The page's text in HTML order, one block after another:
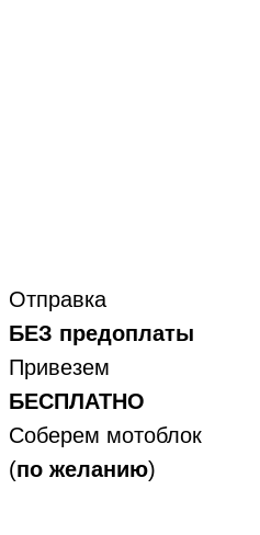
Отправка
БЕЗ предоплаты
Привезем
БЕСПЛАТНО
Соберем мотоблок
(по желанию)